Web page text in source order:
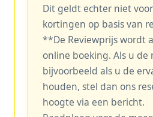
Dit geldt echter niet
kortingen op basis van
**De Reviewprijs wordt
online boeking. Als u
bijvoorbeeld als u de
houden, stel dan ons
hoogte via een bericht.